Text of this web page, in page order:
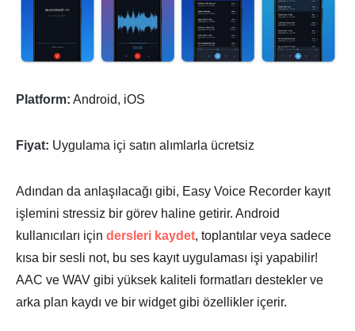
Platform: Android, iOS
Fiyat: Uygulama içi satın alımlarla ücretsiz
Adından da anlaşılacağı gibi, Easy Voice Recorder kayıt
işlemini stressiz bir görev haline getirir. Android
kullanıcıları için dersleri kaydet, toplantılar veya sadece
kısa bir sesli not, bu ses kayıt uygulaması işi yapabilir!
AAC ve WAV gibi yüksek kaliteli formatları destekler ve
arka plan kaydı ve bir widget gibi özellikler içerir.